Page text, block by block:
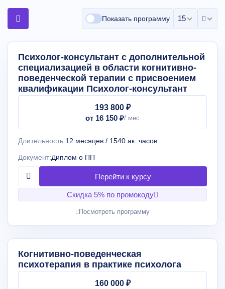
Показать программу 15 на
Психолог-консультант с дополнительной
специализацией в области когнитивно-
поведенческой терапии с присвоением
квалификации Психолог-консультант
193 800 ₽
от 16 150 ₽
Длительность:12 месяцев / 1540 ак. часов
Документ:Диплом о ПП
Скидка 5% по промокоду
Посмотреть программу
Когнитивно-поведенческая
психотерапия в практике психолога
160 000 ₽